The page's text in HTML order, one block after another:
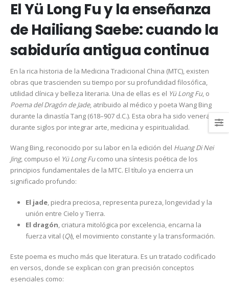
El Yü Long Fu y la enseñanza
de Hailiang Saebe: cuando la
sabiduría antigua continua
En la rica historia de la Medicina Tradicional China (MTC), existen
obras que trascienden su tiempo por su profundidad filosófica,
utilidad clínica y belleza literaria. Una de ellas es el Yü Long Fu, o
Poema del Dragón de Jade, atribuido al médico y poeta Wang Bing
durante la dinastía Tang (618–907 d.C.). Esta obra ha sido venerada
durante siglos por integrar arte, medicina y espiritualidad.
Wang Bing, reconocido por su labor en la edición del Huang Di Nei
Jing, compuso el Yü Long Fucomo una síntesis poética de los
principios fundamentales de la MTC. El título ya encierra un
significado profundo:
El jade, piedra preciosa, representa pureza, longevidad y la
unión entre Cielo y Tierra.
El dragón, criatura mitológica por excelencia, encarna la
fuerza vital (Qi), el movimiento constante y la transformación.
Este poema es mucho más que literatura. Es un tratado codificado
en versos, donde se explican con gran precisión conceptos
esenciales como: